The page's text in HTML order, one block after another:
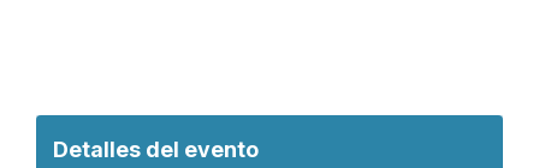
Detalles del evento